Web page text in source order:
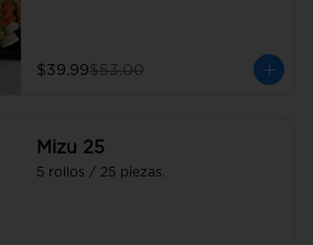
$39.99$53.00
Mizu 25
5 rollos / 25 piezas.